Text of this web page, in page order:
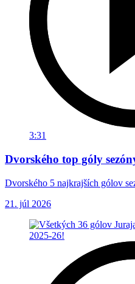
3:31
Dvorského top góly
Dvorského 5 najkrajších gólov
21. júl 2026